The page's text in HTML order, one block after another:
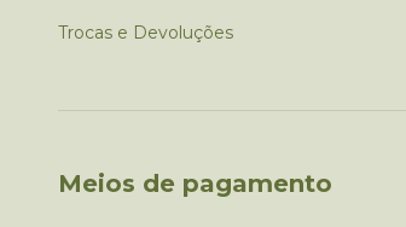
Trocas e Devoluções
Meios de pagamento